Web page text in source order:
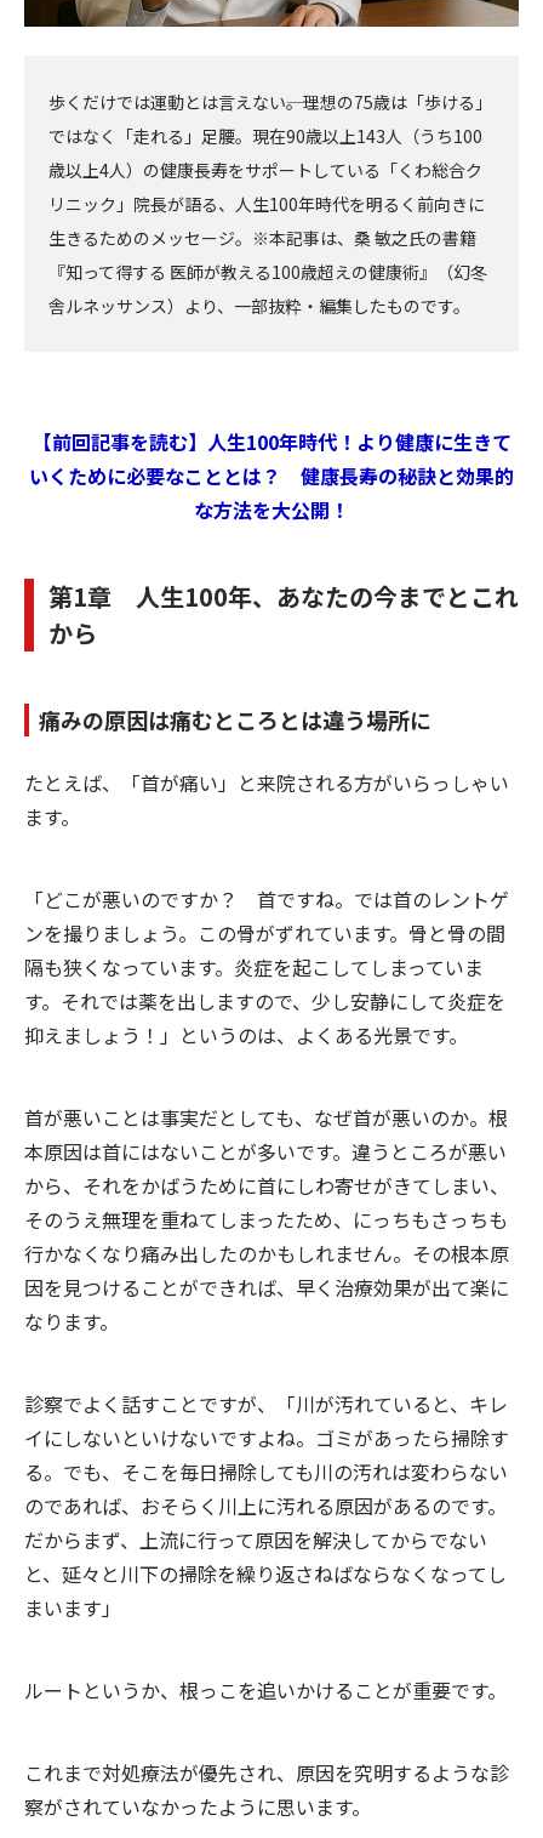
歩くだけでは運動とは言えない――。理想の75歳は「歩ける」
ではなく「走れる」足腰。現在90歳以上143人（うち100
歳以上4人）の健康長寿をサポートしている「くわ総合ク
リニック」院長が語る、人生100年時代を明るく前向きに
生きるためのメッセージ。※本記事は、桑 敏之氏の書籍
『知って得する 医師が教える100歳超えの健康術』（幻冬
舎ルネッサンス）より、一部抜粋・編集したものです。
【前回記事を読む】人生100年時代！より健康に生きて
いくために必要なこととは？ 健康長寿の秘訣と効果的
な方法を大公開！
第1章 人生100年、あなたの今までとこれ
から
痛みの原因は痛むところとは違う場所に
たとえば、「首が痛い」と来院される方がいらっしゃい
ます。
「どこが悪いのですか？ 首ですね。では首のレントゲ
ンを撮りましょう。この骨がずれています。骨と骨の間
隔も狭くなっています。炎症を起こしてしまっていま
す。それでは薬を出しますので、少し安静にして炎症を
抑えましょう！」というのは、よくある光景です。
首が悪いことは事実だとしても、なぜ首が悪いのか。根
本原因は首にはないことが多いです。違うところが悪い
から、それをかばうために首にしわ寄せがきてしまい、
そのうえ無理を重ねてしまったため、にっちもさっちも
行かなくなり痛み出したのかもしれません。その根本原
因を見つけることができれば、早く治療効果が出て楽に
なります。
診察でよく話すことですが、「川が汚れていると、キレ
イにしないといけないですよね。ゴミがあったら掃除す
る。でも、そこを毎日掃除しても川の汚れは変わらない
のであれば、おそらく川上に汚れる原因があるのです。
だからまず、上流に行って原因を解決してからでない
と、延々と川下の掃除を繰り返さねばならなくなってし
まいます」
ルートというか、根っこを追いかけることが重要です。
これまで対処療法が優先され、原因を究明するような診
察がされていなかったように思います。